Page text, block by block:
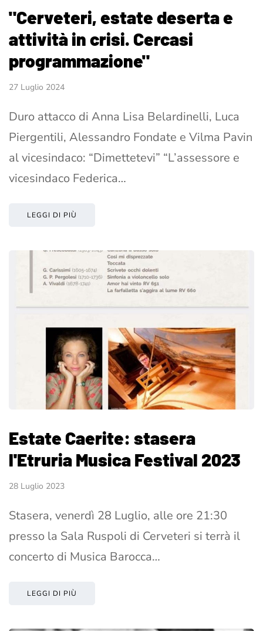
"Cerveteri, estate deserta e
attività in crisi. Cercasi
programmazione"
27 Luglio 2024
Duro attacco di Anna Lisa Belardinelli, Luca
Piergentili, Alessandro Fondate e Vilma Pavin
al vicesindaco: “Dimettetevi” “L’assessore e
vicesindaco Federica…
LEGGI DI PIÙ
Estate Caerite: stasera
l'Etruria Musica Festival 2023
28 Luglio 2023
Stasera, venerdì 28 Luglio, alle ore 21:30
presso la Sala Ruspoli di Cerveteri si terrà il
concerto di Musica Barocca…
LEGGI DI PIÙ